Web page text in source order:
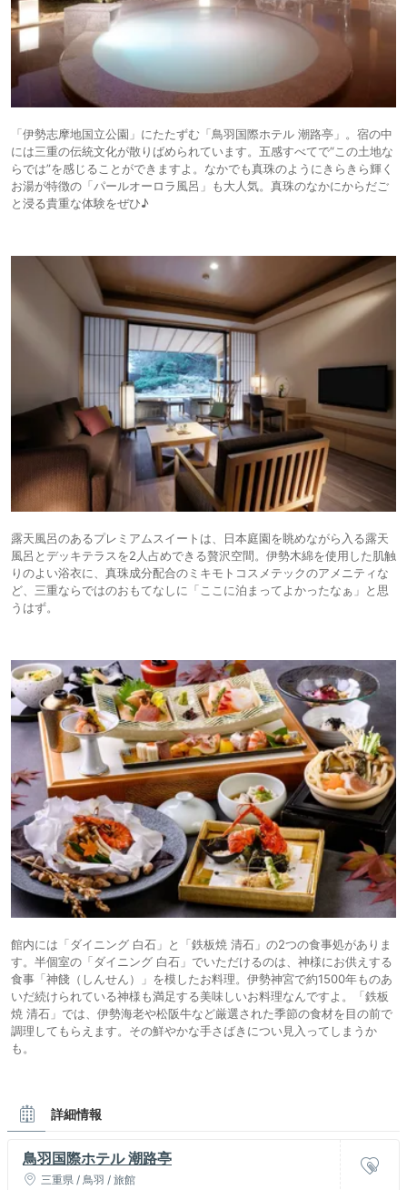
「伊勢志摩地国立公園」にたたずむ「鳥羽国際ホテル 潮路亭」。宿の中
には三重の伝統文化が散りばめられています。五感すべてで“この土地な
らでは”を感じることができますよ。なかでも真珠のようにきらきら輝く
お湯が特徴の「パールオーロラ風呂」も大人気。真珠のなかにからだご
と浸る貴重な体験をぜひ♪
露天風呂のあるプレミアムスイートは、日本庭園を眺めながら入る露天
風呂とデッキテラスを2人占めできる贅沢空間。伊勢木綿を使用した肌触
りのよい浴衣に、真珠成分配合のミキモトコスメテックのアメニティな
ど、三重ならではのおもてなしに「ここに泊まってよかったなぁ」と思
うはず。
館内には「ダイニング 白石」と「鉄板焼 清石」の2つの食事処がありま
す。半個室の「ダイニング 白石」でいただけるのは、神様にお供えする
食事「神餞（しんせん）」を模したお料理。伊勢神宮で約1500年ものあ
いだ続けられている神様も満足する美味しいお料理なんですよ。「鉄板
焼 清石」では、伊勢海老や松阪牛など厳選された季節の食材を目の前で
調理してもらえます。その鮮やかな手さばきについ見入ってしまうか
も。
詳細情報
鳥羽国際ホテル 潮路亭
三重県 / 鳥羽 / 旅館